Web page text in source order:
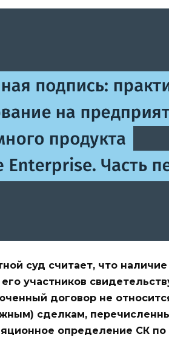
суд считает, что
участников
договор не
сделкам,
определение СК